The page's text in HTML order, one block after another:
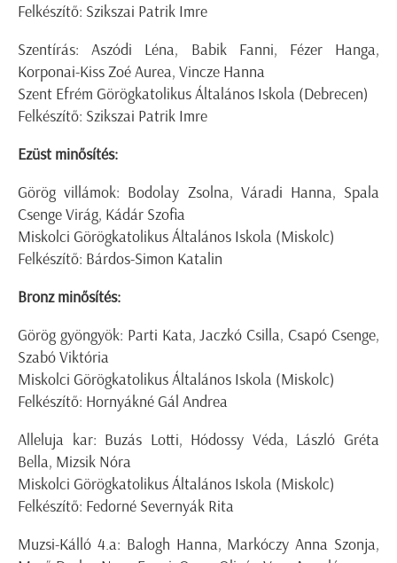
Felkészítő: Szikszai Patrik Imre
Szentírás: Aszódi Léna, Babik Fanni, Fézer Hanga,
Korponai-Kiss Zoé Aurea, Vincze Hanna
Szent Efrém Görögkatolikus Általános Iskola (Debrecen)
Felkészítő: Szikszai Patrik Imre
Ezüst minősítés:
Görög villámok: Bodolay Zsolna, Váradi Hanna, Spala
Csenge Virág, Kádár Szofia
Miskolci Görögkatolikus Általános Iskola (Miskolc)
Felkészítő: Bárdos-Simon Katalin
Bronz minősítés:
Görög gyöngyök: Parti Kata, Jaczkó Csilla, Csapó Csenge,
Szabó Viktória
Miskolci Görögkatolikus Általános Iskola (Miskolc)
Felkészítő: Hornyákné Gál Andrea
Alleluja kar: Buzás Lotti, Hódossy Véda, László Gréta
Bella, Mizsik Nóra
Miskolci Görögkatolikus Általános Iskola (Miskolc)
Felkészítő: Fedorné Severnyák Rita
Muzsi-Kálló 4.a: Balogh Hanna, Markóczy Anna Szonja,